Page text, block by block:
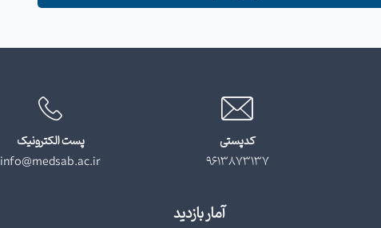
کدپستی
9613873137
پست الکترونیک
info@medsab.ac.ir
آمار بازدید